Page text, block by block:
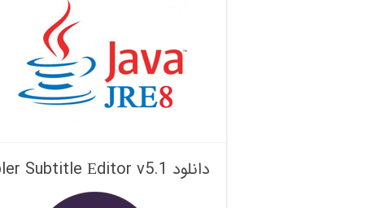
دانلود Jubler Subtitle Εditor v5.1